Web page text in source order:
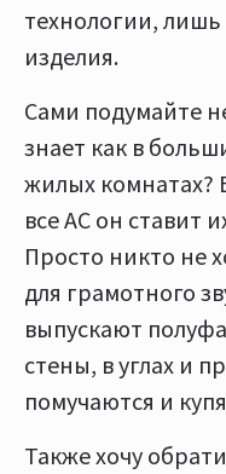
технологии,
изделия.
Сами подумайте
знает как в
жилых комнатах?
все АС он ставит
Просто никто не
для грамотного
выпускают
стены, в углах и
помучаются и
Также хочу